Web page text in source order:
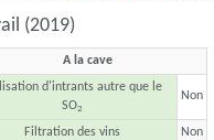
(2019)
A la cave
d'intrants autre que le
SO2
Non
Filtration des vins
Non